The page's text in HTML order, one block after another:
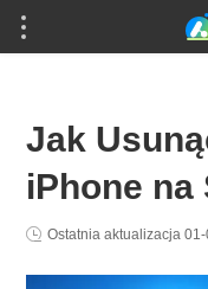
Jak
iPhone na
Ostatnia aktualizacja